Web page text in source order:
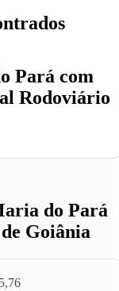
Pará com
Rodoviário
do Pará
Goiânia